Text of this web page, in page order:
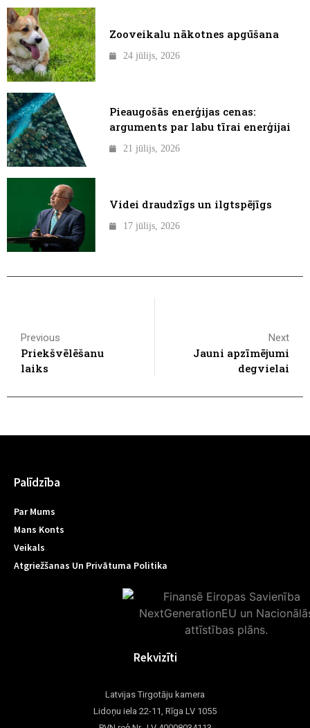
Zooveikalu nākotnes apgūšana
24 jūlijs, 2026
Pieaugošās enerģijas cenas:
arguments par labu tīrai enerģijai
21 jūlijs, 2026
Videi draudzīgs un ilgtspējīgs
17 jūlijs, 2026
Previous
Priekšvēlēšanu
laiks
Next
Jauni apzīmējumi
degvielai
Palīdzība
Par Mums
Mans Konts
Veikals
Atgriežšanas Un Privātuma Politika
Rekvizīti
Latvijas Tirgotāju kamera
Lidoņu iela 22-11, Rīga LV 1055